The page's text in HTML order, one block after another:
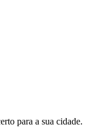
para a sua cidade.